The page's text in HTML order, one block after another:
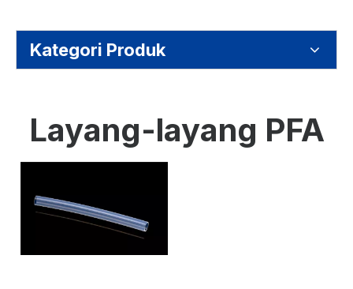
Kategori Produk
Layang-layang PFA